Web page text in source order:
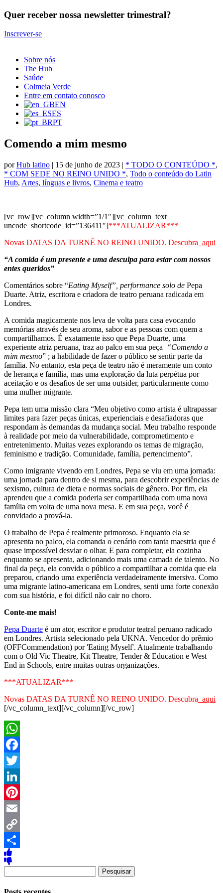
Quer receber nossa newsletter trimestral?
Inscrever-se
Sobre nós
The Hub
Saúde
Colmeia Verde
Entre em contato conosco
EN
ES
PT
Comendo a mim mesmo
porHub latino | 15 de junho de 2023 | * TODO O CONTEÚDO *,
* COM SEDE NO REINO UNIDO *, Todo o conteúdo do Latin
Hub, Artes, línguas e livros, Cinema e teatro
[vc_row][vc_column width=”1/1″][vc_column_text
uncode_shortcode_id=”136411″]***ATUALIZAR***
Novas DATAS DA TURNÊ NO REINO UNIDO. Descubra aqui
“A comida é um presente e uma desculpa para estar com nossos
entes queridos”
Comentários sobre “Eating Myself”, performance solo de Pepa
Duarte. Atriz, escritora e criadora de teatro peruana radicada em
Londres.
A comida magicamente nos leva de volta para casa evocando
memórias através de seu aroma, sabor e as pessoas com quem a
compartilhamos. É exatamente isso que Pepa Duarte, uma
experiente atriz peruana, traz ao palco em sua peça
“Comendo a
mim mesmo” ; a habilidade de fazer o público se sentir parte da
família. No entanto, esta peça de teatro não é meramente um conto
de herança e família, mas uma exploração da luta perpétua por
aceitação e os desafios de ser uma outsider, particularmente como
uma mulher migrante.
Pepa tem uma missão clara “Meu objetivo como artista é ultrapassar
limites para fazer peças únicas, experienciais e desafiadoras que
respondam às demandas da mudança social. Meu trabalho responde
à realidade por meio da vulnerabilidade, comprometimento e
entretenimento. Muitas vezes explorando os temas de migração,
feminismo e tradição. Comunidade, família, pertencimento”.
Como imigrante vivendo em Londres, Pepa se viu em uma jornada:
uma jornada para dentro de si mesma, para descobrir experiências de
sexismo, cultura de dieta e normas sociais de gênero. Por fim, ela
aprendeu que a comida poderia ser compartilhada com uma nova
família em volta de uma nova mesa. E em sua peça, você é
convidado a prová-la.
O trabalho de Pepa é realmente primoroso. Enquanto ela se
apresenta no palco, ela comanda o cenário com tanta maestria que é
quase impossível desviar o olhar. E para completar, ela cozinha
enquanto se apresenta, adicionando mais uma camada de talento. No
final da peça, ela convida o público a compartilhar a comida que ela
preparou, criando uma experiência verdadeiramente imersiva. Como
uma migrante latino-americana em Londres, senti uma forte conexão
com sua história, e foi difícil não cair no choro.
Conte-me mais!
Pepa Duarte é um ator, escritor e produtor teatral peruano radicado
em Londres. Artista selecionado pela UKNA. Vencedor do prêmio
(OFFCommendation) por 'Eating Myself'. Atualmente trabalhando
com o Old Vic Theatre, Kit Theatre, Tender & Education e West
End in Schools, entre muitas outras organizações.
***ATUALIZAR***
Novas DATAS DA TURNÊ NO REINO UNIDO. Descubra aqui
[/vc_column_text][/vc_column][/vc_row]
WhatsApp
Facebook
Twitter
LinkedIn
Pinterest
Email
Copy
Link
Share
por: